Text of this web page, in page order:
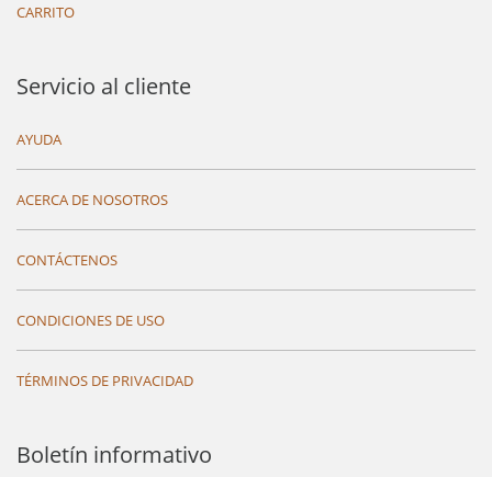
CARRITO
Servicio al cliente
AYUDA
ACERCA DE NOSOTROS
CONTÁCTENOS
CONDICIONES DE USO
TÉRMINOS DE PRIVACIDAD
Boletín informativo